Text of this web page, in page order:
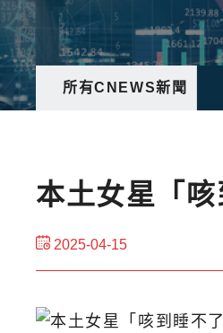
所有CNEWS新聞
本土女星「
2025-04-15